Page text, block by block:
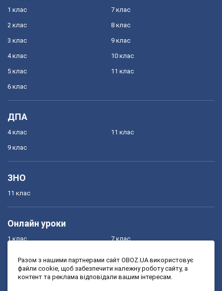
1 клас
2 клас
3 клас
4 клас
5 клас
6 клас
7 клас
8 клас
9 клас
10 клас
11 клас
ДПА
4 клас
9 клас
11 клас
ЗНО
11 клас
Онлайн уроки
1 клас
3 клас
7 клас
9 клас
Разом з нашими партнерами сайт OBOZ.UA використовує
файли cookie, щоб забезпечити належну роботу сайту, а
контент та реклама відповідали вашим інтересам.